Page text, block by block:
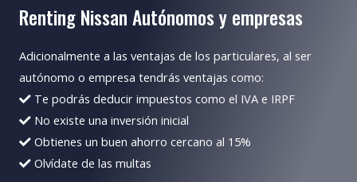
Renting Nissan Autónomos y empresas
Adicionalmente a las ventajas de los particulares, al ser
autónomo o empresa tendrás ventajas como:
Te podrás deducir impuestos como el IVA e IRPF
No existe una inversión inicial
Obtienes un buen ahorro cercano al 15%
Olvídate de las multas